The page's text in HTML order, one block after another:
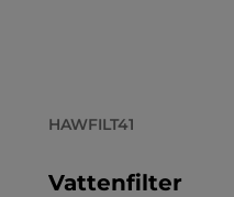
HAWFILT41
Vattenfilter